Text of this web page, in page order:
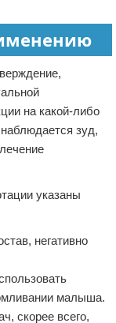
на какой-либо
зуд,
указаны
негативно
малыша.
скорее всего,